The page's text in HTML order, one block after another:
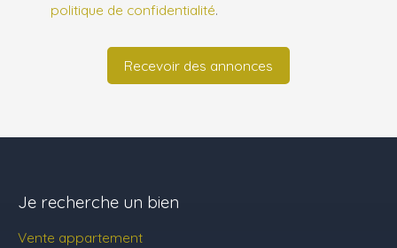
politique de confidentialité.
Recevoir des annonces
Je recherche un bien
Vente appartement